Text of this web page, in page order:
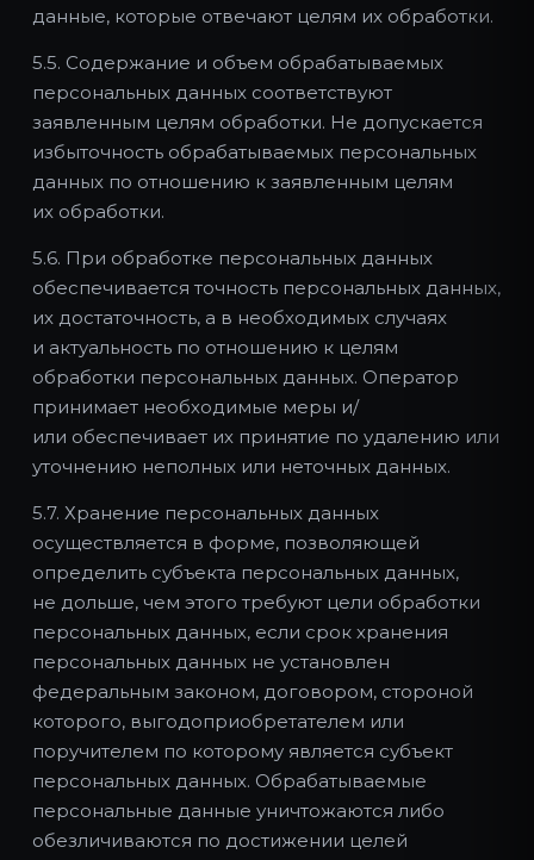
данные, которые отвечают целям их обработки.
5.5. Содержание и объем обрабатываемых
персональных данных соответствуют
заявленным целям обработки. Не допускается
избыточность обрабатываемых персональных
данных по отношению к заявленным целям
их обработки.
5.6. При обработке персональных данных
обеспечивается точность персональных данных,
их достаточность, а в необходимых случаях
и актуальность по отношению к целям
обработки персональных данных. Оператор
принимает необходимые меры и/
или обеспечивает их принятие по удалению или
уточнению неполных или неточных данных.
5.7. Хранение персональных данных
осуществляется в форме, позволяющей
определить субъекта персональных данных,
не дольше, чем этого требуют цели обработки
персональных данных, если срок хранения
персональных данных не установлен
федеральным законом, договором, стороной
которого, выгодоприобретателем или
поручителем по которому является субъект
персональных данных. Обрабатываемые
персональные данные уничтожаются либо
обезличиваются по достижении целей